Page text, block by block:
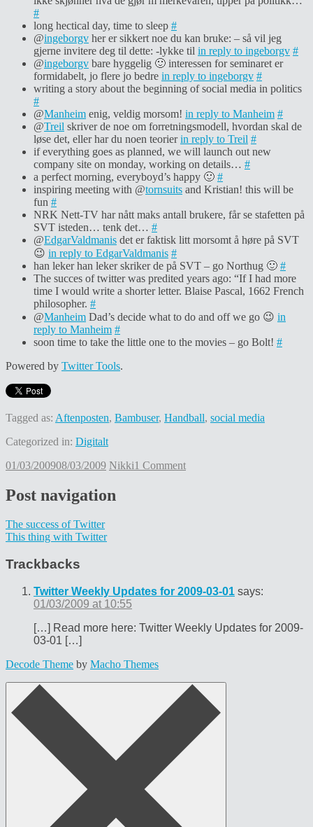
#
long hectical day, time to sleep #
@ingeborgv her er sikkert noe du kan bruke: – så vil jeg
gjerne invitere deg til dette: -lykke til in reply to ingeborgv #
@ingeborgv bare hyggelig 🙂 interessen for seminaret er
formidabelt, jo flere jo bedre in reply to ingeborgv #
writing a story about the beginning of social media in politics
#
@Manheim enig, veldig morsom! in reply to Manheim #
@Treil skriver de noe om forretningsmodell, hvordan skal de
løse det, eller har du noen teorierin reply to Treil #
if everything goes as planned, we will launch out new
company site on monday, working on details… #
a perfect morning, everyboyd’s happy 🙂 #
inspiring meeting with @tornsuits and Kristian! this will be
fun #
NRK Nett-TV har nått maks antall brukere, får se stafetten på
SVT isteden… tenk det… #
@EdgarValdmanis det er faktisk litt morsomt å høre på SVT
😉 in reply to EdgarValdmanis #
han leker han leker skriker de på SVT – go Northug 🙂 #
The succes of twitter was predited years ago: “If I had more
time I would write a shorter letter. Blaise Pascal, 1662 French
philosopher. #
@Manheim Dad’s decide what to do and off we go 😉 in
reply to Manheim #
soon time to take the little one to the movies – go Bolt! #
Powered by Twitter Tools.
Tagged as: Aftenposten, Bambuser, Handball, social media
Categorized in: Digitalt
01/03/200908/03/2009 Nikki1 Comment
Post navigation
The success of Twitter
This thing with Twitter
Trackbacks
Twitter Weekly Updates for 2009-03-01 says:
01/03/2009 at 10:55
[…] Read more here: Twitter Weekly Updates for 2009-
03-01 […]
Decode Theme by Macho Themes